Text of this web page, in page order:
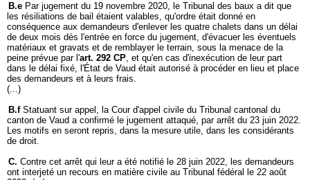
B.e Par jugement du 19 novembre 2020, le Tribunal des baux a dit que
les résiliations de bail étaient valables, qu'ordre était donné en
conséquence aux demandeurs d'enlever les quatre chalets dans un délai
de deux mois dès l'entrée en force du jugement, d'évacuer les éventuels
matériaux et gravats et de remblayer le terrain, sous la menace de la
peine prévue par l'art. 292 CP, et qu'en cas d'inexécution de leur part
dans le délai fixé, l'État de Vaud était autorisé à procéder en lieu et place
des demandeurs et à leurs frais.
(...)
B.f Statuant sur appel, la Cour d'appel civile du Tribunal cantonal du
canton de Vaud a confirmé le jugement attaqué, par arrêt du 23 juin 2022.
Les motifs en seront repris, dans la mesure utile, dans les considérants
de droit.
C. Contre cet arrêt qui leur a été notifié le 28 juin 2022, les demandeurs
ont interjeté un recours en matière civile au Tribunal fédéral le 22 août